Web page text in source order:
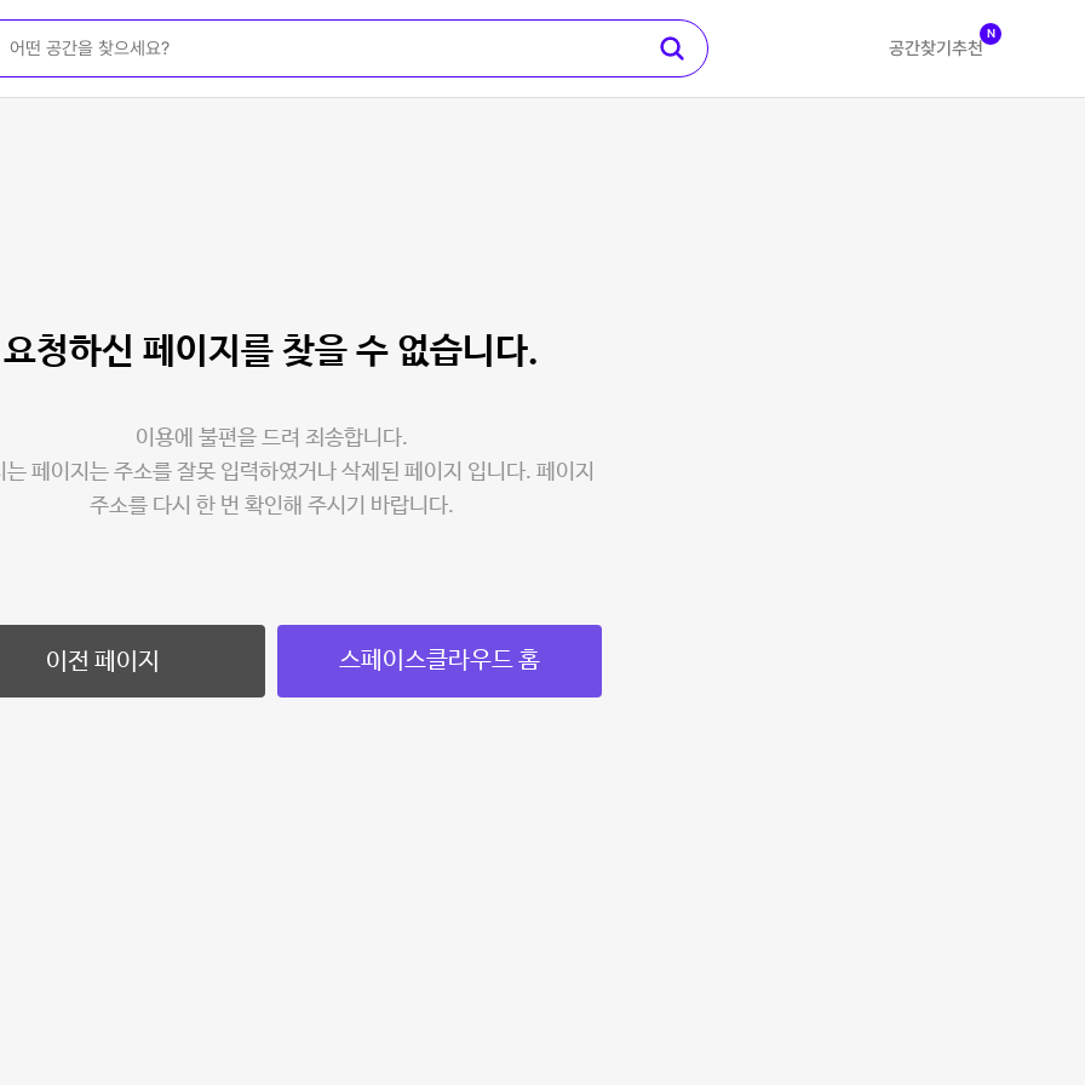
공간찾기 추천
N
요청하신 페이지를 찾을 수 없습니다.
이용에 불편을 드려 죄송합니다.
는 페이지는 주소를 잘못 입력하였거나 삭제된 페이지 입니다. 페이지
주소를 다시 한 번 확인해 주시기 바랍니다.
이전 페이지 스페이스클라우드 홈